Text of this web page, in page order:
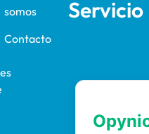
somos
Contacto
Servicio